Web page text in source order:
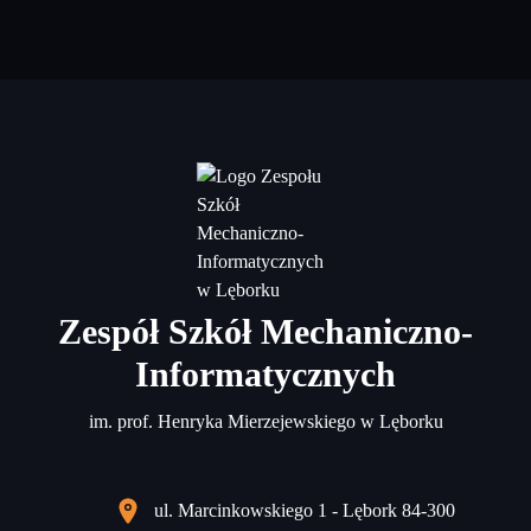
Zespół Szkół Mechaniczno-
Informatycznych
im. prof. Henryka Mierzejewskiego w Lęborku
ul. Marcinkowskiego 1 - Lębork 84-300